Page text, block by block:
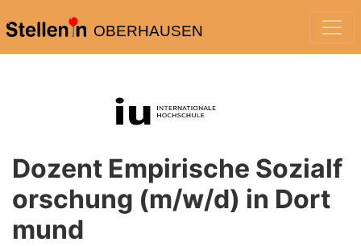
OBERHAUSEN
Dozent Empirische Sozialf
orschung (m/w/d) in Dort
mund